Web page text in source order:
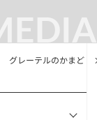
グレーテルのかまど